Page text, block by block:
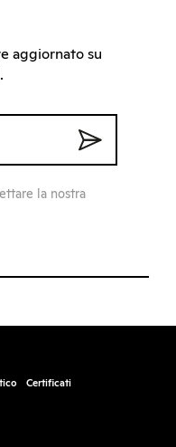
aggiornato su
la nostra
Certificati